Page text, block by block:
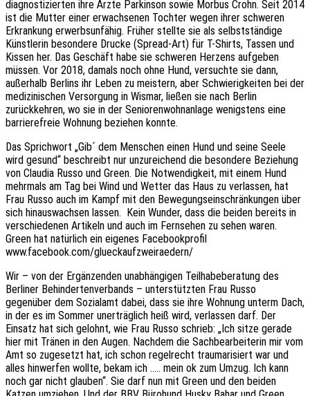
diagnostizierten ihre Ärzte Parkinson sowie Morbus Crohn. Seit 2014
ist die Mutter einer erwachsenen Tochter wegen ihrer schweren
Erkrankung erwerbsunfähig. Früher stellte sie als selbstständige
Künstlerin besondere Drucke (Spread-Art) für T-Shirts, Tassen und
Kissen her. Das Geschäft habe sie schweren Herzens aufgeben
müssen. Vor 2018, damals noch ohne Hund, versuchte sie dann,
außerhalb Berlins ihr Leben zu meistern, aber Schwierigkeiten bei der
medizinischen Versorgung in Wismar, ließen sie nach Berlin
zurückkehren, wo sie in der Seniorenwohnanlage wenigstens eine
barrierefreie Wohnung beziehen konnte.
Das Sprichwort „Gib´ dem Menschen einen Hund und seine Seele
wird gesund“ beschreibt nur unzureichend die besondere Beziehung
von Claudia Russo und Green. Die Notwendigkeit, mit einem Hund
mehrmals am Tag bei Wind und Wetter das Haus zu verlassen, hat
Frau Russo auch im Kampf mit den Bewegungseinschränkungen über
sich hinauswachsen lassen.
Kein Wunder, dass die beiden bereits in
verschiedenen Artikeln und auch im Fernsehen zu sehen waren.
Green hat natürlich ein eigenes Facebookprofil
www.facebook.com/glueckaufzweiraedern/
Wir – von der Ergänzenden unabhängigen Teilhabeberatung des
Berliner Behindertenverbands – unterstützten Frau Russo
gegenüber dem Sozialamt dabei, dass sie ihre Wohnung unterm Dach,
in der es im Sommer unerträglich heiß wird, verlassen darf. Der
Einsatz hat sich gelohnt, wie Frau Russo schrieb: „Ich sitze gerade
hier mit Tränen in den Augen. Nachdem die Sachbearbeiterin mir vom
Amt so zugesetzt hat, ich schon regelrecht traumarisiert war und
alles hinwerfen wollte, bekam ich ….. mein ok zum Umzug. Ich kann
noch gar nicht glauben“. Sie darf nun mit Green und den beiden